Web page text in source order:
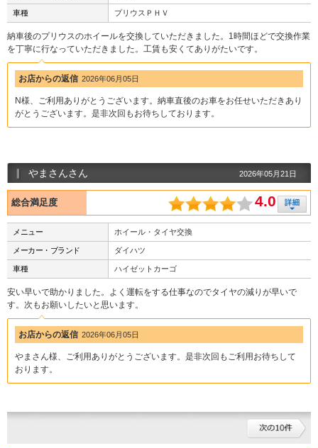
車種 プリウスＰＨＶ
納車後のプリウスのホイールを交換していただきました。1時間ほどで交換作業
を丁寧に行なっていただきました。工賃も安くてありがたいです。
お店からの返信 2026年06月05日
N様、ご利用ありがとうございます。納車直後のお車をお任せいただきあり
がとうございます。是非次回もお待ちしております。
やまさんさん 2026年05月21日
総合満足度 4.0
メニュー ホイール・タイヤ交換
メーカー・ブランド ダイハツ
車種 ハイゼットカーゴ
安い早いで助かりました。よく運転をする仕事なのでタイヤの減りが早いで
す。次もお願いしたいと思います。
お店からの返信 2026年06月05日
やまさん様、ご利用ありがとうございます。是非次回もご利用お待ちして
おります。